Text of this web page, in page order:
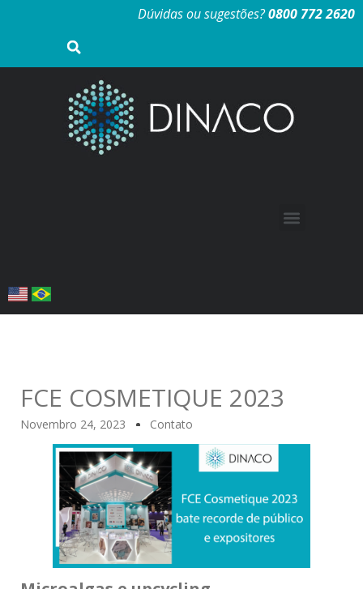
Dúvidas ou sugestões?0800 772 2620
FCE COSMETIQUE 2023
Novembro 24, 2023 Contato